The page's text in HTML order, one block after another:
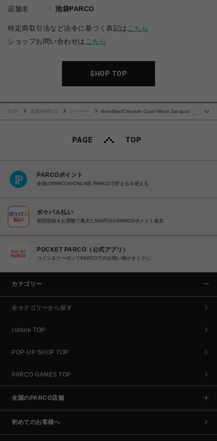
店舗名
池袋PARCO
特定商取引法など法令に基づく表記は こちら
ショップお問い合わせは こちら
SHOP TOP
TOP 池袋PARCO ビーバー
Needles/Chester Coat-Wool Jacquard
PARCOポイント
全国のPARCOやONLINE PARCOで貯まる＆使える
ポケパル払い
初回登録＆お買物で最大1,500円分のPARCOポイント進呈
POCKET PARCO（公式アプリ）
コイン＆クーポンでPARCOでのお買い物がオトクに
カテゴリー
全カテゴリーから探す
culture TOP
POP-UP SHOP TOP
PARCO GAMES TOP
全国のPARCO店舗
初めてのお客様へ